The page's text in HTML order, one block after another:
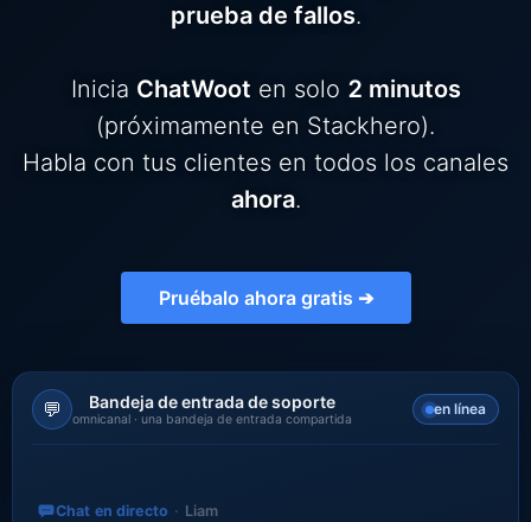
ChatWoot
Code-Hero
Directus
prueba de fallos.
Inicia ChatWoot en solo 2 minutos
(próximamente en Stackhero).
Habla con tus clientes en todos los canales
ahora.
Pruébalo ahora gratis ➔
💬 Bandeja de entrada de soporte
omnicanal · una bandeja de entrada compartida
en línea
Chat en directo Liam